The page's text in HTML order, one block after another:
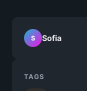
S Sofia
TAGS